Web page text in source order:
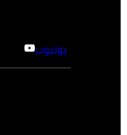
يوتيوب